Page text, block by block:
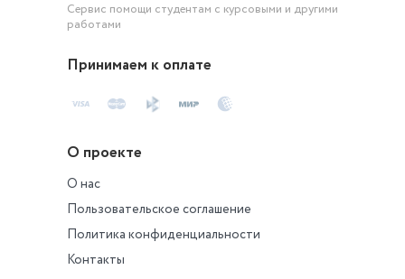
Сервис помощи студентам с курсовыми и другими
работами
Принимаем к оплате
О проекте
О нас
Пользовательское соглашение
Политика конфиденциальности
Контакты